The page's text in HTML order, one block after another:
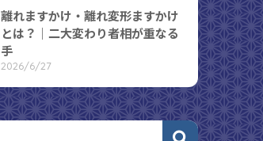
離れますかけ・離れ変形ますかけ
とは？｜二大変わり者相が重なる
手
2026/6/27